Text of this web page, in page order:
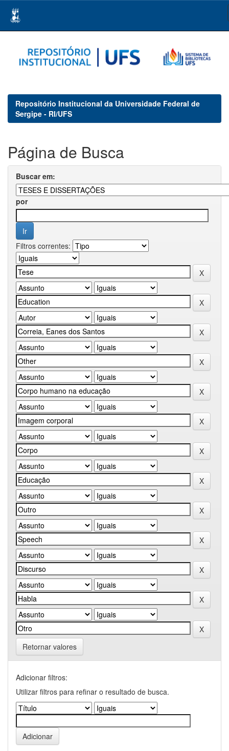
navigation
Repositório Institucional da Universidade Federal de
Sergipe - RI/UFS
Página de Busca
Buscar em:
por
Filtros correntes:
Retornar valores
Adicionar filtros:
Utilizar filtros para refinar o resultado de busca.